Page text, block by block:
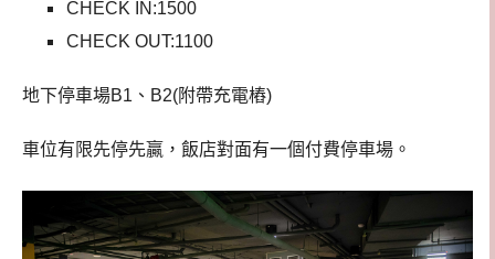
CHECK IN:1500
CHECK OUT:1100
地下停車場B1、B2(附帶充電樁)
車位有限先停先贏，飯店對面有一個付費停車場。